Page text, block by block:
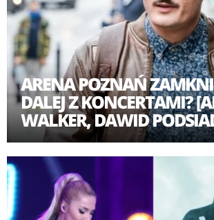
w krajach skandynawskich.
ARENA POZNAŃ
DALEJ Z KONCERTAMI?
WALKER, DAWID